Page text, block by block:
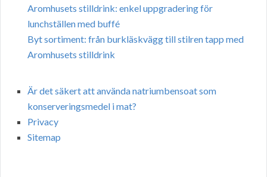
Aromhusets stilldrink: enkel uppgradering för
lunchställen med buffé
Byt sortiment: från burkläskvägg till stilren tapp med
Aromhusets stilldrink
Är det säkert att använda natriumbensoat som
konserveringsmedel i mat?
Privacy
Sitemap